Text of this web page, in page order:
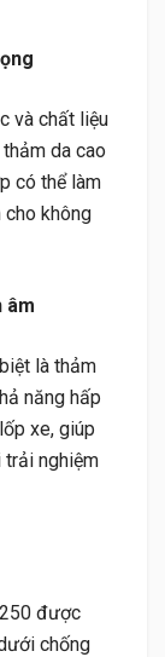
và chất liệu
da cao
có thể làm
cho không
âm
là thảm
năng hấp
xe, giúp
trải nghiệm
được
chống